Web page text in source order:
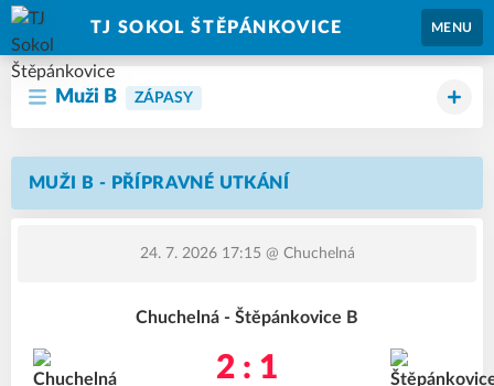
TJ SOKOL ŠTĚPÁNKOVICE MENU
Muži B ZÁPASY
MUŽI B - PŘÍPRAVNÉ UTKÁNÍ
24. 7. 2026 17:15 @ Chuchelná
Chuchelná - Štěpánkovice B
2 : 1